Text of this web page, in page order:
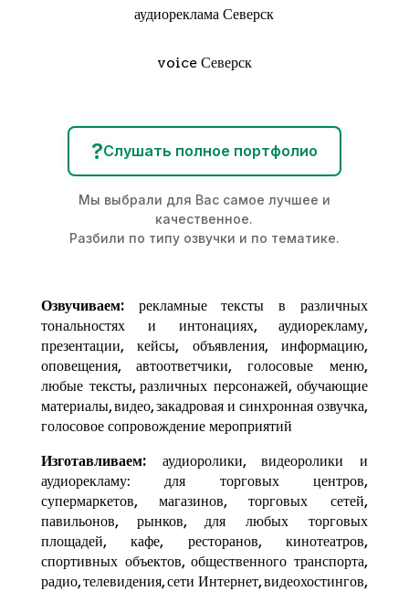
аудиореклама Северск
voice Северск
?Слушать полное портфолио
Мы выбрали для Вас самое лучшее и
качественное.
Разбили по типу озвучки и по тематике.
Озвучиваем:рекламные тексты в различных
тональностях и интонациях,аудиорекламу,
презентации, кейсы, объявления, информацию,
оповещения, автоответчики, голосовые меню,
любые тексты, различных персонажей, обучающие
материалы, видео, закадровая и синхронная озвучка,
голосовое сопровождение мероприятий
Изготавливаем:аудиоролики, видеоролики и
аудиорекламу: для торговых центров,
супермаркетов, магазинов, торговых сетей,
павильонов, рынков, для любых торговых
площадей, кафе, ресторанов, кинотеатров,
спортивных объектов, общественного транспорта,
радио, телевидения, сети Интернет, видеохостингов,